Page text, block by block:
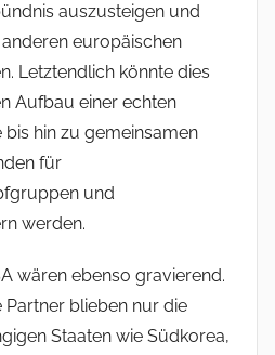
auszusteigen und
europäischen
Letztendlich könnte dies
Aufbau einer echten
hin zu gemeinsamen
für
und
werden.
wären ebenso gravierend.
blieben nur die
Staaten wie Südkorea,